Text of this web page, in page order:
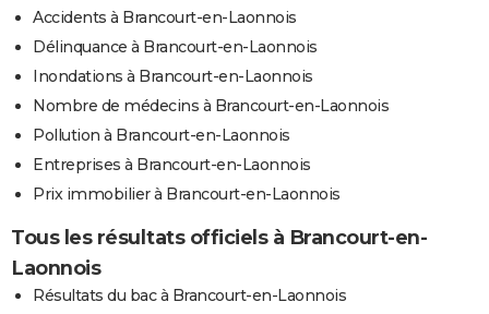
Accidents à Brancourt-en-Laonnois
Délinquance à Brancourt-en-Laonnois
Inondations à Brancourt-en-Laonnois
Nombre de médecins à Brancourt-en-Laonnois
Pollution à Brancourt-en-Laonnois
Entreprises à Brancourt-en-Laonnois
Prix immobilier à Brancourt-en-Laonnois
Tous les résultats officiels à Brancourt-en-
Laonnois
Résultats du bac à Brancourt-en-Laonnois